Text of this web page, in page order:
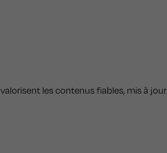
les contenus fiables, mis à jour